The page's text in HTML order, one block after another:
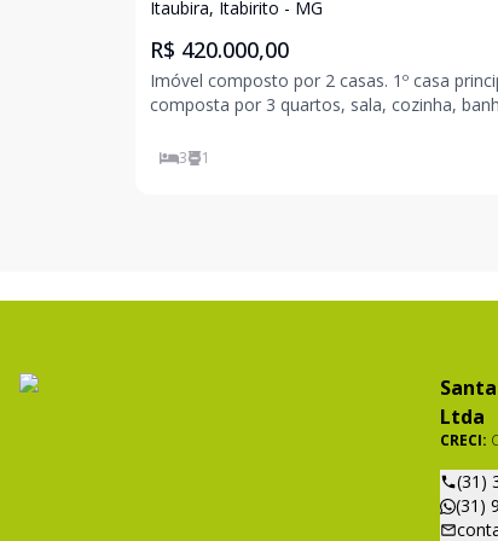
Itaubira, Itabirito - MG
R$ 420.000,00
Imóvel composto por 2 casas. 1º casa principal
composta por 3 quartos, sala, cozinha,
encontra-se pendente de acabamento fino,
por 2 quartos, sala, cozinha, banheiro, área
3 1
Ltda
CRECI:
(31)
(31)